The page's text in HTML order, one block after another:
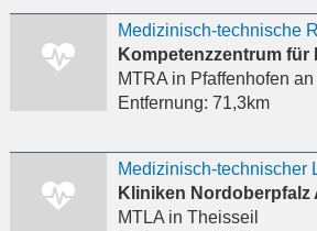
MTRAin Pfaffenhofen an
Entfernung: 71,3km
Kliniken Nordoberpfalz
MTLAin Theisseil